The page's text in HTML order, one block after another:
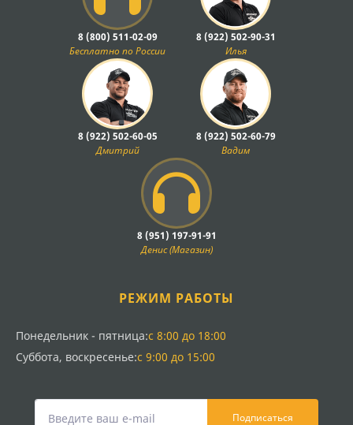
8 (800) 511-02-09
Бесплатно по России
8 (922) 502-90-31
Илья
8 (922) 502-60-05
Дмитрий
8 (922) 502-60-79
Вадим
8 (951) 197-91-91
Денис (Магазин)
РЕЖИМ РАБОТЫ
Понедельник - пятница:с 8:00 до 18:00
Суббота, воскресенье:с 9:00 до 15:00
Подписаться